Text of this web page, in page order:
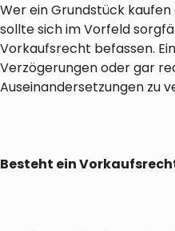
Wer ein Grundstück
sollte sich im Vorfeld
Vorkaufsrecht befassen.
Verzögerungen oder gar
Auseinandersetzungen zu
Besteht ein